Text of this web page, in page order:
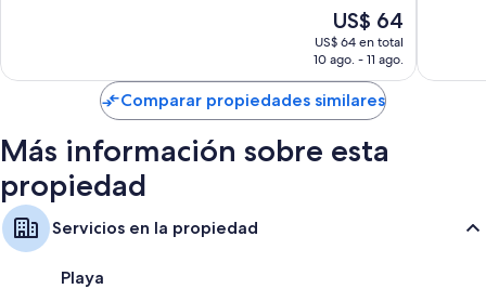
El
precio
actual
de
US$ 64
US$ 64
US$ 64 en total
10 ago. - 11 ago.
Comparar propiedades similares
Más información sobre esta
propiedad
Servicios en la propiedad
Playa